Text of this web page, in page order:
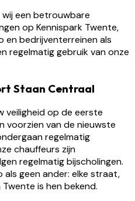
een betrouwbare
op Kennispark Twente,
en bedrijventerreinen als
regelmatig gebruik van onze
Staan Centraal
veiligheid op de eerste
voorzien van de nieuwste
regelmatig
chauffeurs zijn
regelmatig bijscholingen.
als geen ander: elke straat,
is hen bekend.